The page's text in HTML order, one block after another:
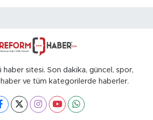
haber sitesi. Son dakika, güncel, spor,
ve tüm kategorilerde haberler.